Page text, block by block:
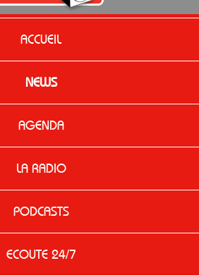
ACCUEIL
NEWS
AGENDA
LA RADIO
PODCASTS
ECOUTE 24/7